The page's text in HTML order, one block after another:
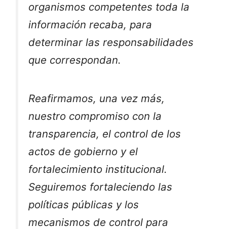
organismos competentes toda la
información recaba, para
determinar las responsabilidades
que correspondan.
Reafirmamos, una vez más,
nuestro compromiso con la
transparencia, el control de los
actos de gobierno y el
fortalecimiento institucional.
Seguiremos fortaleciendo las
políticas públicas y los
mecanismos de control para